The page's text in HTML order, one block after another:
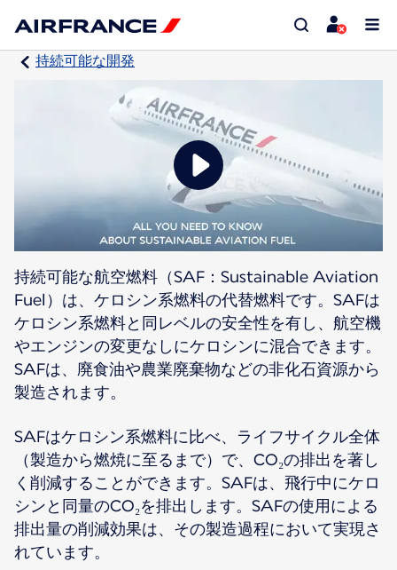
持続可能な開発
持続可能な航空燃料（SAF：Sustainable Aviation
Fuel）は、ケロシン系燃料の代替燃料です。SAFは
ケロシン系燃料と同レベルの安全性を有し、航空機
やエンジンの変更なしにケロシンに混合できます。
SAFは、廃食油や農業廃棄物などの非化石資源から
製造されます。
SAFはケロシン系燃料に比べ、ライフサイクル全体
（製造から燃焼に至るまで）で、CO₂の排出を著し
く削減することができます。SAFは、飛行中にケロ
シンと同量のCO₂を排出します。SAFの使用による
排出量の削減効果は、その製造過程において実現さ
れています。